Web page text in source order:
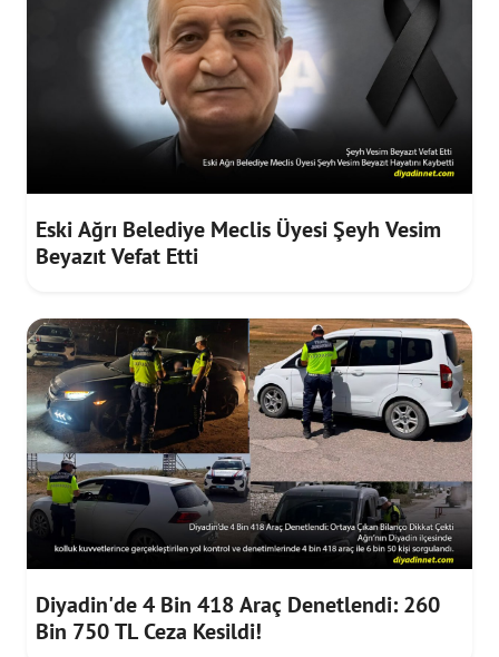
Eski Ağrı Belediye Meclis Üyesi Şeyh Vesim
Beyazıt Vefat Etti
Diyadin'de 4 Bin 418 Araç Denetlendi: 260
Bin 750 TL Ceza Kesildi!